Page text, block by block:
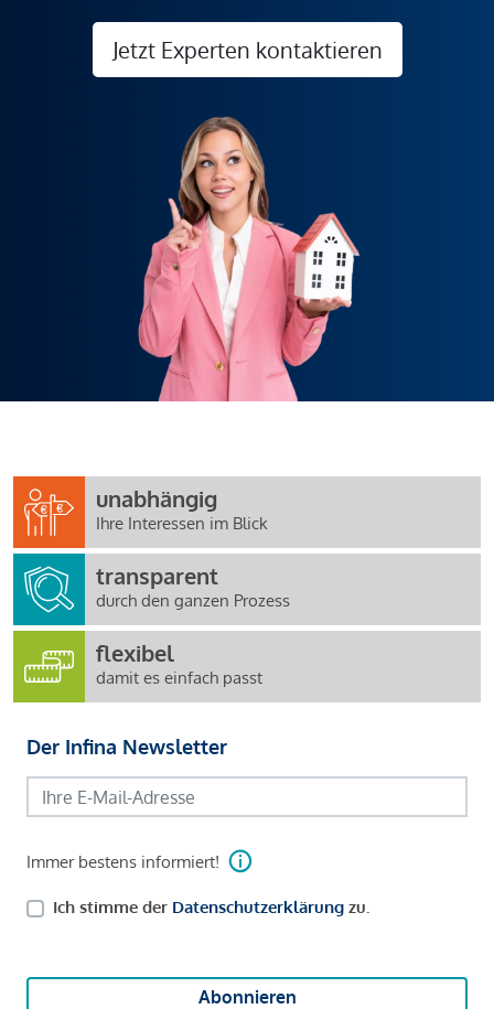
Jetzt Experten kontaktieren
unabhängig
Ihre Interessen im Blick
transparent
durch den ganzen Prozess
flexibel
damit es einfach passt
Der Infina Newsletter
Immer bestens informiert!
Ich stimme der Datenschutzerklärung zu.
Abonnieren